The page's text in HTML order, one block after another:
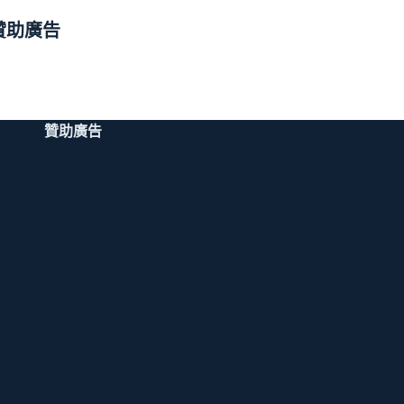
助廣告
贊助廣告